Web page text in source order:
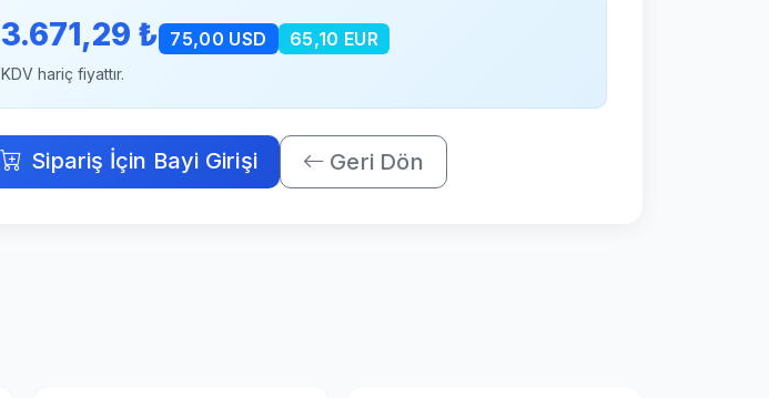
3.671,29 ₺ 75,00 USD 65,10 EUR
KDV hariç fiyattır.
Sipariş İçin Bayi Girişi Geri Dön